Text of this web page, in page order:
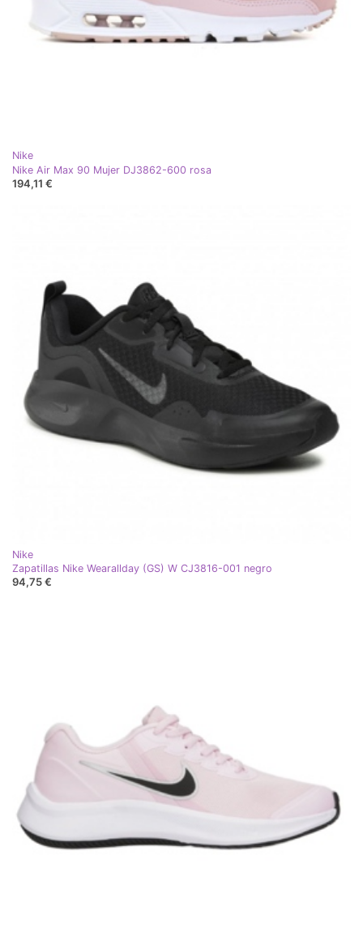
Nike
Nike Air Max 90 Mujer DJ3862-600 rosa
194,11 €
Nike
Zapatillas Nike Wearallday (GS) W CJ3816-001 negro
94,75 €